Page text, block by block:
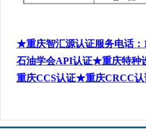
★重庆智汇源认证服务电话：
石油学会API认证★重庆特种
重庆CCS认证★重庆CRCC